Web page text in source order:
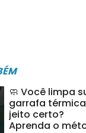
🧼 Você limpa
garrafa
jeito certo?
Aprenda o